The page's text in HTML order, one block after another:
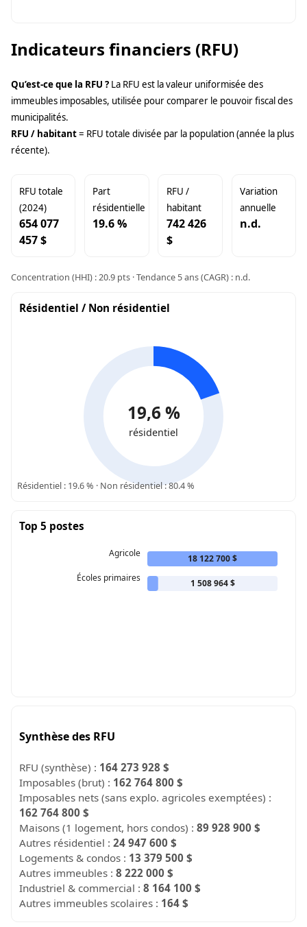
Indicateurs financiers (RFU)
Qu’est-ce que la RFU ? La RFU est la valeur uniformisée des
immeubles imposables, utilisée pour comparer le pouvoir fiscal des
municipalités.
RFU / habitant= RFU totale divisée par la population (année la plus
récente).
RFU totale
(2024)
654 077
457 $
Part
résidentielle
19.6 %
RFU /
habitant
742 426
$
Variation
annuelle
n.d.
Concentration (HHI) : 20.9 pts · Tendance 5 ans (CAGR) : n.d.
Résidentiel / Non résidentiel
19,6 %
résidentiel
Résidentiel : 19.6 % · Non résidentiel : 80.4 %
Top 5 postes
Agricole
18 122 700 $
Écoles primaires
1 508 964 $
Synthèse des RFU
RFU (synthèse) : 164 273 928 $
Imposables (brut) : 162 764 800 $
Imposables nets (sans explo. agricoles exemptées) :
162 764 800 $
Maisons (1 logement, hors condos) :89 928 900 $
Autres résidentiel :24 947 600 $
Logements & condos : 13 379 500 $
Autres immeubles :8 222 000 $
Industriel & commercial :8 164 100 $
Autres immeubles scolaires : 164 $